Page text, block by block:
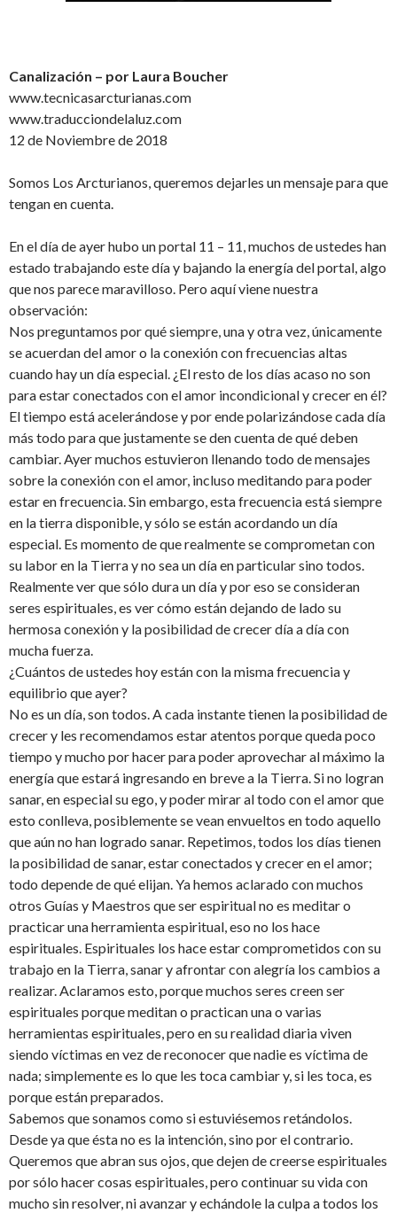
Canalización – por Laura Boucher
www.tecnicasarcturianas.com
www.traducciondelaluz.com
12 de Noviembre de 2018
Somos Los Arcturianos, queremos dejarles un mensaje para que
tengan en cuenta.
En el día de ayer hubo un portal 11 – 11, muchos de ustedes han
estado trabajando este día y bajando la energía del portal, algo
que nos parece maravilloso. Pero aquí viene nuestra
observación:
Nos preguntamos por qué siempre, una y otra vez, únicamente
se acuerdan del amor o la conexión con frecuencias altas
cuando hay un día especial. ¿El resto de los días acaso no son
para estar conectados con el amor incondicional y crecer en él?
El tiempo está acelerándose y por ende polarizándose cada día
más todo para que justamente se den cuenta de qué deben
cambiar. Ayer muchos estuvieron llenando todo de mensajes
sobre la conexión con el amor, incluso meditando para poder
estar en frecuencia. Sin embargo, esta frecuencia está siempre
en la tierra disponible, y sólo se están acordando un día
especial. Es momento de que realmente se comprometan con
su labor en la Tierra y no sea un día en particular sino todos.
Realmente ver que sólo dura un día y por eso se consideran
seres espirituales, es ver cómo están dejando de lado su
hermosa conexión y la posibilidad de crecer día a día con
mucha fuerza.
¿Cuántos de ustedes hoy están con la misma frecuencia y
equilibrio que ayer?
No es un día, son todos. A cada instante tienen la posibilidad de
crecer y les recomendamos estar atentos porque queda poco
tiempo y mucho por hacer para poder aprovechar al máximo la
energía que estará ingresando en breve a la Tierra. Si no logran
sanar, en especial su ego, y poder mirar al todo con el amor que
esto conlleva, posiblemente se vean envueltos en todo aquello
que aún no han logrado sanar. Repetimos, todos los días tienen
la posibilidad de sanar, estar conectados y crecer en el amor;
todo depende de qué elijan. Ya hemos aclarado con muchos
otros Guías y Maestros que ser espiritual no es meditar o
practicar una herramienta espiritual, eso no los hace
espirituales. Espirituales los hace estar comprometidos con su
trabajo en la Tierra, sanar y afrontar con alegría los cambios a
realizar. Aclaramos esto, porque muchos seres creen ser
espirituales porque meditan o practican una o varias
herramientas espirituales, pero en su realidad diaria viven
siendo víctimas en vez de reconocer que nadie es víctima de
nada; simplemente es lo que les toca cambiar y, si les toca, es
porque están preparados.
Sabemos que sonamos como si estuviésemos retándolos.
Desde ya que ésta no es la intención, sino por el contrario.
Queremos que abran sus ojos, que dejen de creerse espirituales
por sólo hacer cosas espirituales, pero continuar su vida con
mucho sin resolver, ni avanzar y echándole la culpa a todos los